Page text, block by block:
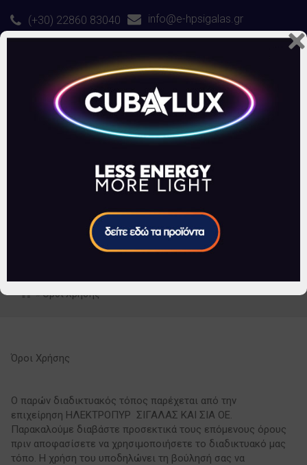
(+30) 22860 83040 info@e-hpsigalas.gr
0 ΠΡΟΪΟΝΤΑ- €0,00
»Όροι Χρήσης
Όροι Χρήσης
Ο παρών διαδικτυακός τόπος παρέχεται από την
επιχείρηση ΗΛΕΚΤΡΟΠΥΡ ΣΙΓΑΛΑΣ ΚΑΙ ΣΙΑ ΟΕ.
Παρακαλούμε διαβάστε προσεκτικά τους επόμενους όρους
πριν αποφασίσετε να χρησιμοποιήσετε το διαδικτυακό μας
τόπο. Η χρήση του υποδηλώνει τη βούλησή σας να